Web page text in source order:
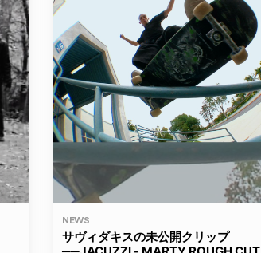
NEWS
サヴィダキスの未公開クリップ